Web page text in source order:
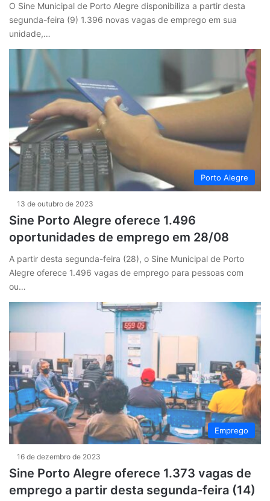
O Sine Municipal de Porto Alegre disponibiliza a partir desta
segunda-feira (9) 1.396 novas vagas de emprego em sua
unidade,…
Porto Alegre
13 de outubro de 2023
Sine Porto Alegre oferece 1.496
oportunidades de emprego em 28/08
A partir desta segunda-feira (28), o Sine Municipal de Porto
Alegre oferece 1.496 vagas de emprego para pessoas com
ou…
Emprego
16 de dezembro de 2023
Sine Porto Alegre oferece 1.373 vagas de
emprego a partir desta segunda-feira (14)